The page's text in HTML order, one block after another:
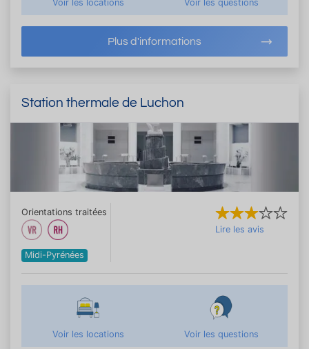
Voir les locations Voir les questions
Plus d'informations
Station thermale de Luchon
Orientations traitées
Midi-Pyrénées
Lire les avis
Voir les locations Voir les questions